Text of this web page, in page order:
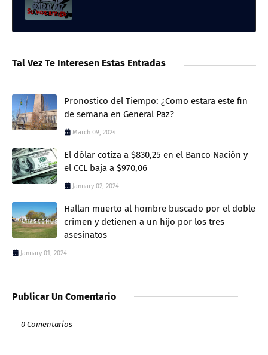
Tal Vez Te Interesen Estas Entradas
Pronostico del Tiempo: ¿Como estara este fin
de semana en General Paz?
March 09, 2024
El dólar cotiza a $830,25 en el Banco Nación y
el CCL baja a $970,06
January 02, 2024
Hallan muerto al hombre buscado por el doble
crimen y detienen a un hijo por los tres
asesinatos
January 01, 2024
Publicar Un Comentario
0 Comentarios